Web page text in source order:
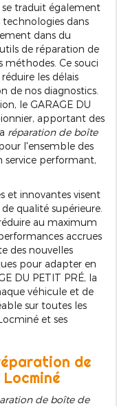
traduit également
dans
dans du
de réparation de
méthodes. Ce souci
les délais
de nos diagnostics.
le GARAGE DU
apportant des
réparation de boîte
l'ensemble des
service performant,
et innovantes visent
qualité supérieure.
au maximum
accrues
des nouvelles
pour adapter en
DU PETIT PRÉ, la
véhicule et de
sur toutes les
et ses
de
de boîte de